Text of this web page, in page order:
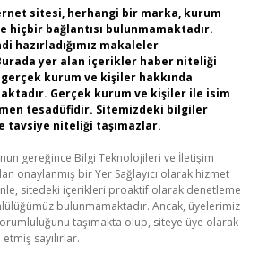
sitesi, herhangi bir marka, kurum
hiçbir bağlantısı bulunmamaktadır.
hazırladığımız makaleler
yer alan içerikler haber niteliği
kurum ve kişiler hakkında
Gerçek kurum ve kişiler ile isim
tesadüfidir. Sitemizdeki bilgiler
tavsiye niteliği taşımazlar.
gereğince Bilgi Teknolojileri ve İletişim
onaylanmış bir Yer Sağlayıcı olarak hizmet
sitedeki içerikleri proaktif olarak denetleme
bulunmamaktadır. Ancak, üyelerimiz
taşımakta olup, siteye üye olarak
sayılırlar.